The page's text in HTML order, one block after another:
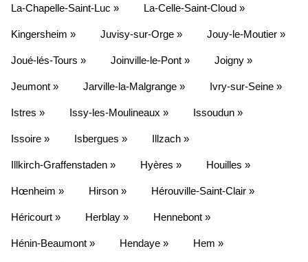
La-Chapelle-Saint-Luc » La-Celle-Saint-Cloud »
Kingersheim » Juvisy-sur-Orge » Jouy-le-Moutier »
Joué-lés-Tours » Joinville-le-Pont » Joigny »
Jeumont » Jarville-la-Malgrange » Ivry-sur-Seine »
Istres » Issy-les-Moulineaux » Issoudun »
Issoire » Isbergues » Illzach »
Illkirch-Graffenstaden » Hyères » Houilles »
Hœnheim » Hirson » Hérouville-Saint-Clair »
Héricourt » Herblay » Hennebont »
Hénin-Beaumont » Hendaye » Hem »